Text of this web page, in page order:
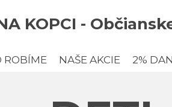
KOPCI -
ROBÍME NAŠE AKCIE 2%